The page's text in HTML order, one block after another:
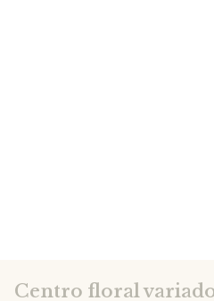
Centro floral